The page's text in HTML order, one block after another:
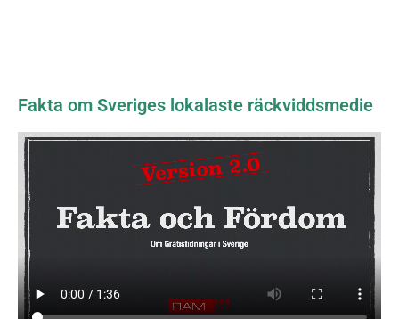
Fakta om Sveriges lokalaste räckviddsmedie